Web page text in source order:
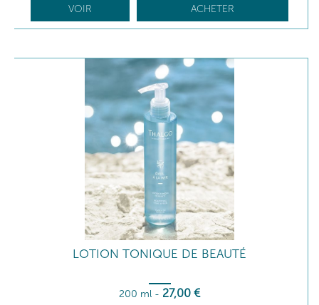
VOIR ACHETER
LOTION TONIQUE DE BEAUTÉ
200 ml - 27,00 €